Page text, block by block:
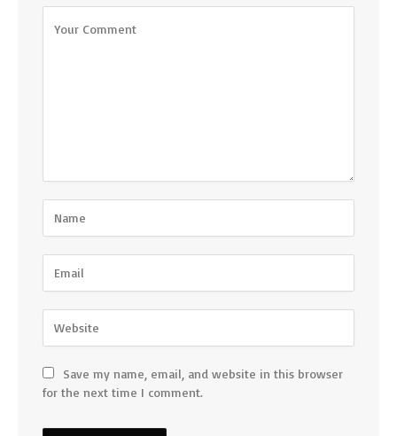
Save my name, email, and website in this browser
for the next time I comment.